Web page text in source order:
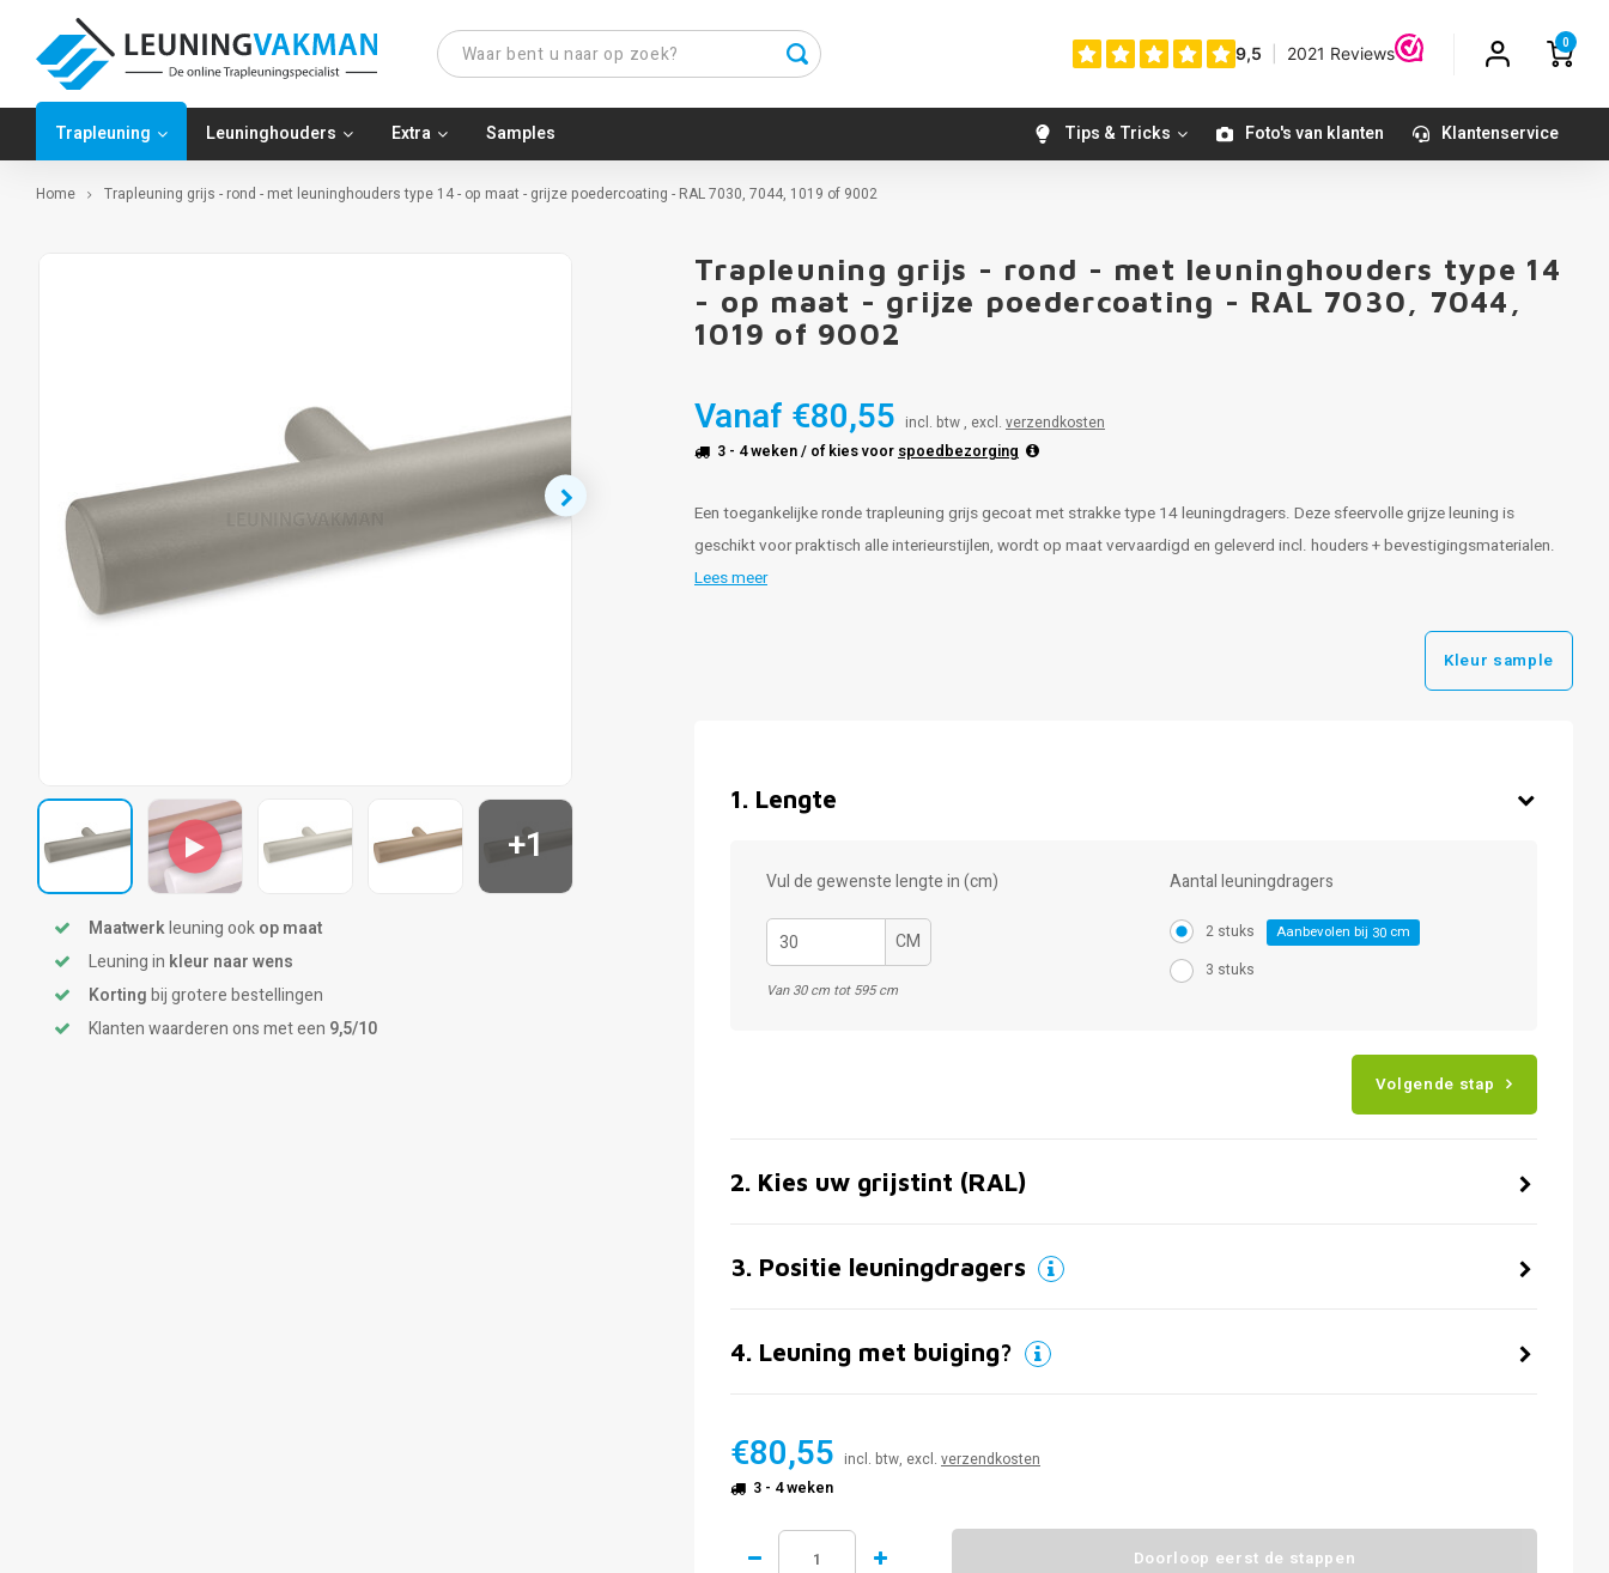
0
Trapleuning Leuninghouders Extra Samples Tips & Tricks Foto's van klanten Klantenservice
Home Trapleuning grijs - rond - met leuninghouders type 14 - op maat - grijze poedercoating - RAL 7030, 7044, 1019 of 9002
+1
Maatwerkleuning ookop maat
Leuning in kleur naar wens
Kortingbij grotere bestellingen
Klanten waarderen ons met een 9,5/10
Trapleuning grijs - rond - met leuninghouders type 14
- op maat - grijze poedercoating - RAL 7030, 7044,
1019 of 9002
Vanaf €80,55 incl. btw , excl. verzendkosten
3 - 4 weken/ of kies voor spoedbezorging
Een toegankelijke ronde trapleuning grijs gecoat met strakke type 14 leuningdragers. Deze sfeervolle grijze leuning is
geschikt voor praktisch alle interieurstijlen, wordt op maat vervaardigd en geleverd incl. houders + bevestigingsmaterialen.
Lees meer
Kleur sample
1. Lengte
Vul de gewenste lengte in (cm)
CM
Van 30 cm tot 595 cm
Aantal leuningdragers
2 stuks Aanbevolen bij 30 cm
3 stuks
Volgende stap
2. Kies uw grijstint (RAL)
3. Positie leuningdragers
4. Leuning met buiging?
€80,55 incl. btw, excl. verzendkosten
3 - 4 weken
Doorloop eerst de stappen